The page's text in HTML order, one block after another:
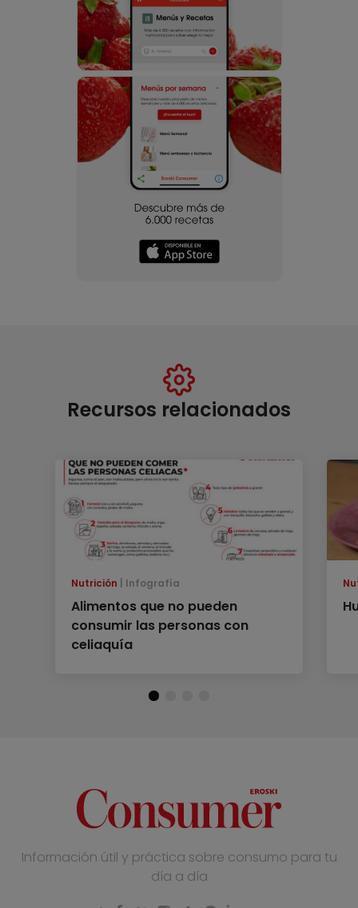
Recursos relacionados
Nutrición Infografía
Alimentos que no pueden
consumir las personas con
celiaquía
Información útil y práctica sobre consumo para tu
día a día